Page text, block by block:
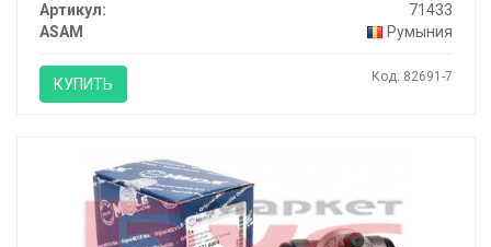
Артикул:
71433
ASAM
Румыния
КУПИТЬ Код: 82691-7